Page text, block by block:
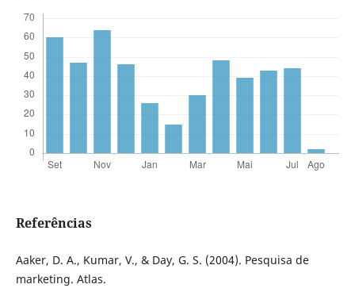
Referências
Aaker, D. A., Kumar, V., & Day, G. S. (2004). Pesquisa de
marketing. Atlas.